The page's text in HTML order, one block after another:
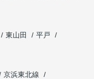
東山田
平戸
京浜東北線